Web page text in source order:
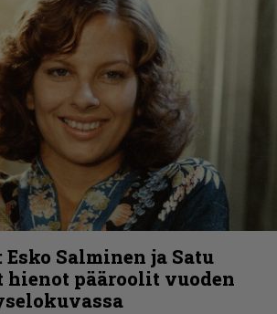
Esko Salminen ja Satu
hienot pääroolit vuoden